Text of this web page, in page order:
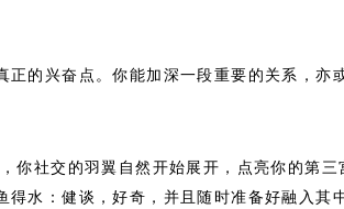
的兴奋点。你能加深一段重要的关系，亦
社交的羽翼自然开始展开，点亮你的第三
水：健谈，好奇，并且随时准备好融入其中